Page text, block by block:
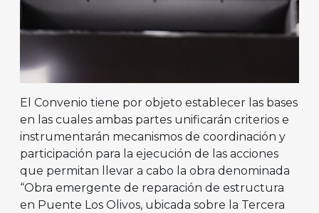
El Convenio tiene por objeto establecer las bases
en las cuales ambas partes unificarán criterios e
instrumentarán mecanismos de coordinación y
participación para la ejecución de las acciones
que permitan llevar a cabo la obra denominada
“Obra emergente de reparación de estructura
en Puente Los Olivos, ubicada sobre la Tercera